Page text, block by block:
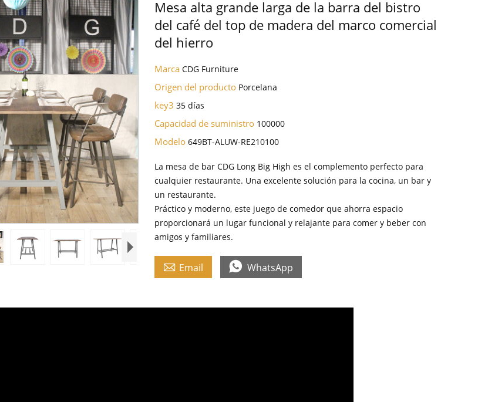
Mesa alta grande larga de la barra del bistro
del café del top de madera del marco comercial
del hierro
MarcaCDG Furniture
Origen del producto Porcelana
key335 días
Capacidad de suministro 100000
Modelo649BT-ALUW-RE210100
La mesa de bar CDG Long Big High es el complemento perfecto para
cualquier restaurante. Una excelente solución para la cocina, un bar y
un restaurante.
Práctico y moderno, este juego de comedor que ahorra espacio
proporcionará un lugar funcional y relajante para comer y beber con
amigos y familiares.
 Email  WhatsApp